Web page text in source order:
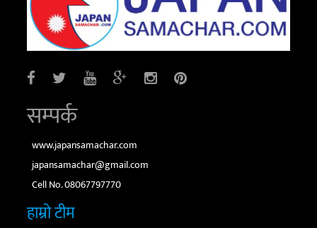
सम्पर्क
www.japansamachar.com
japansamachar@gmail.com
Cell No. 08067797770
हाम्रो टीम